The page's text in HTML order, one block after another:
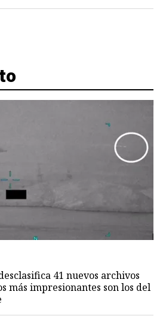
41 nuevos archivos
más impresionantes son los del